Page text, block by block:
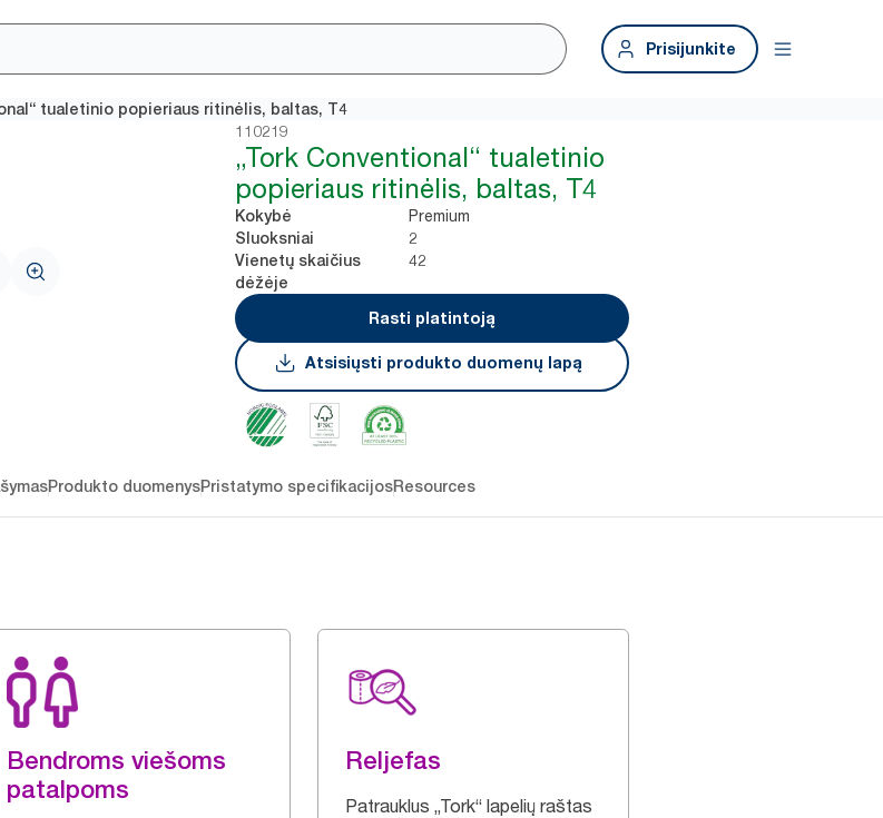
Prisijunkite
tualetinio popieriaus ritinėlis, baltas, T4
110219
„Tork Conventional“ tualetinio
popieriaus ritinėlis, baltas, T4
Kokybė Premium
Sluoksniai 2
Vienetų skaičius
dėžėje
42
Rasti platintoją
Atsisiųsti produkto duomenų lapą
Produkto duomenysPristatymo specifikacijosResources
Bendroms viešoms
patalpoms
Reljefas
Patrauklus „Tork“ lapelių raštas